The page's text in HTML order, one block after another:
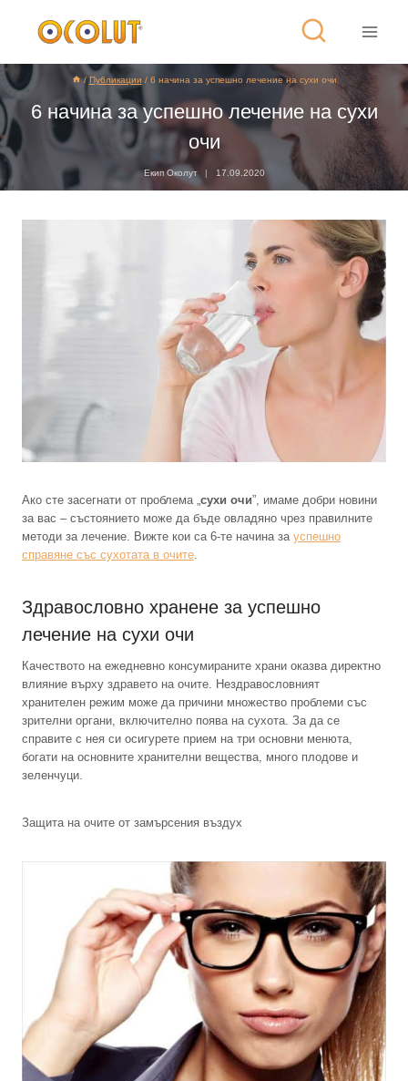
/ Публикации / 6 начина за успешно лечение на сухи очи
6 начина за успешно лечение на сухи
очи
Екип Околут 17.09.2020
Ако сте засегнати от проблема „сухи очи”, имаме добри новини
за вас – състоянието може да бъде овладяно чрез правилните
методи за лечение. Вижте кои са 6-те начина за успешно
справяне със сухотата в очите.
Здравословно хранене за успешно
лечение на сухи очи
Качеството на ежедневно консумираните храни оказва директно
влияние върху здравето на очите. Нездравословният
хранителен режим може да причини множество проблеми със
зрителни органи, включително поява на сухота. За да се
справите с нея си осигурете прием на три основни менюта,
богати на основните хранителни вещества, много плодове и
зеленчуци.
Защита на очите от замърсения въздух